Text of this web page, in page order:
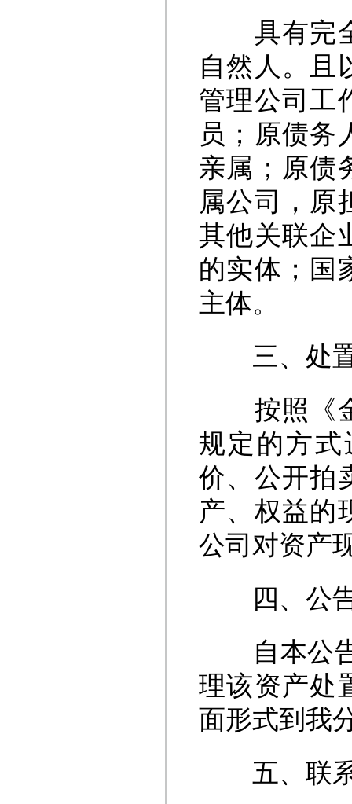
具有完全
自然人。且
管理公司工
员；原债务
亲属；原债
属公司，原
其他关联企
的实体；国
主体。
三、处
按照《金
规定的方
价、公开拍
产、权益的
公司对资产
四、公
自本公告
理该资产处
面形式到我
五、联